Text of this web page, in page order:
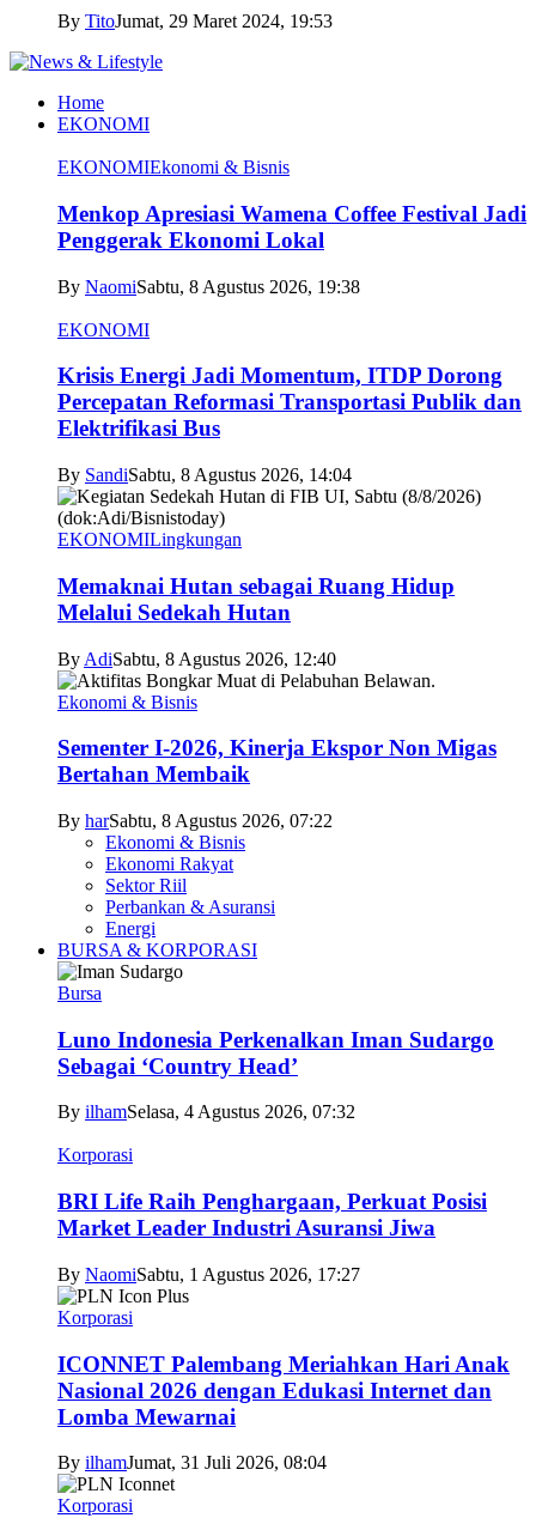
By TitoJumat, 29 Maret 2024, 19:53
Home
EKONOMI
EKONOMIEkonomi & Bisnis
Menkop Apresiasi Wamena Coffee Festival Jadi
Penggerak Ekonomi Lokal
By NaomiSabtu, 8 Agustus 2026, 19:38
EKONOMI
Krisis Energi Jadi Momentum, ITDP Dorong
Percepatan Reformasi Transportasi Publik dan
Elektrifikasi Bus
By SandiSabtu, 8 Agustus 2026, 14:04
EKONOMILingkungan
Memaknai Hutan sebagai Ruang Hidup
Melalui Sedekah Hutan
By AdiSabtu, 8 Agustus 2026, 12:40
Ekonomi & Bisnis
Sementer I-2026, Kinerja Ekspor Non Migas
Bertahan Membaik
By harSabtu, 8 Agustus 2026, 07:22
Ekonomi & Bisnis
Ekonomi Rakyat
Sektor Riil
Perbankan & Asuransi
Energi
BURSA & KORPORASI
Bursa
Luno Indonesia Perkenalkan Iman Sudargo
Sebagai ‘Country Head’
By ilhamSelasa, 4 Agustus 2026, 07:32
Korporasi
BRI Life Raih Penghargaan, Perkuat Posisi
Market Leader Industri Asuransi Jiwa
By NaomiSabtu, 1 Agustus 2026, 17:27
Korporasi
ICONNET Palembang Meriahkan Hari Anak
Nasional 2026 dengan Edukasi Internet dan
Lomba Mewarnai
By ilhamJumat, 31 Juli 2026, 08:04
Korporasi